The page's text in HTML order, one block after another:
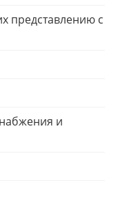
представлению с
и